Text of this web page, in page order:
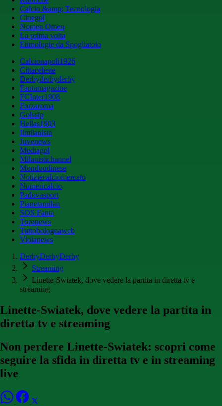
Calcio &amp; Tecnologia
Cinegol
Nomen Omen
La prima volta
Etimologie da Spogliatoio
Calcionapoli1926
Cittaceleste
Derbyderbyderby
Fantamagazine
FCInter1908
Forzaroma
Golssip
Hellas1903
Ilmilanista
Juvenews
Mediagol
Milanistichannel
Mondoudinese
Notiziecalciomercato
Numericalcio
Padovasport
Pianetamilan
SOS Fanta
Toronews
Tuttobolognaweb
Violanews
DerbyDerbyDerby
Streaming
Linette-Swiatek, dove vedere la partita in diretta tv e
streaming
Linette-Swiatek, dove vedere la partita in
diretta tv e streaming
Non perdere Linette-Swiatek: scopri come
seguire la sfida in diretta tv e in streaming
live